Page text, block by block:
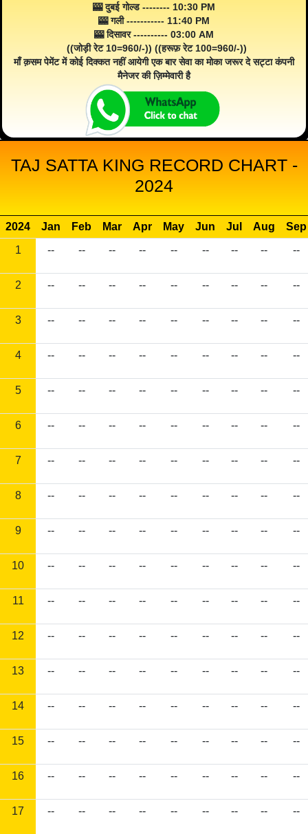
🎰 दुबई गोल्ड -------- 10:30 PM
🎰 गली ----------- 11:40 PM
🎰 दिसावर ---------- 03:00 AM
((जोड़ी रेट 10=960/-)) ((हरूफ़ रेट 100=960/-))
माँ क़सम पेमेंट में कोई दिक्कत नहीं आयेगी एक बार सेवा का मोका जरूर दे सट्टा कंपनी
मैनेजर की ज़िम्मेवारी है
TAJ SATTA KING RECORD CHART -
2024
2024 Jan Feb Mar Apr May Jun Jul Aug
Sep
1
-- -- -- -- -- -- -- -- --
2 -- -- -- -- -- -- -- -- --
3 -- -- -- -- -- -- -- -- --
4 -- -- -- -- -- -- -- -- --
5 -- -- -- -- -- -- -- -- --
6 -- -- -- -- -- -- -- -- --
7 -- -- -- -- -- -- -- -- --
8 -- -- -- -- -- -- -- -- --
9 -- -- -- -- -- -- -- -- --
10 -- -- -- -- -- -- -- -- --
11 -- -- -- -- -- -- -- -- --
12 -- -- -- -- -- -- -- -- --
13 -- -- -- -- -- -- -- -- --
14 -- -- -- -- -- -- -- -- --
15 -- -- -- -- -- -- -- -- --
16 -- -- -- -- -- -- -- -- --
17 -- -- -- -- -- -- -- -- --